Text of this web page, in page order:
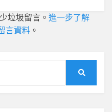
垃圾留言。 進一步了解
言資料 。